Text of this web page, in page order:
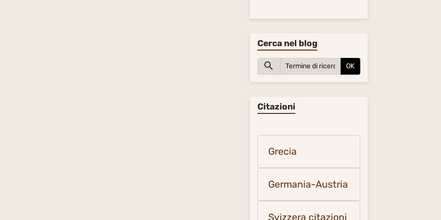
Cerca nel blog
OK
Citazioni
Grecia
Germania-Austria
Svizzera citazioni